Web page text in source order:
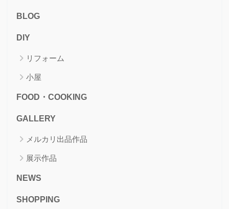
BLOG
DIY
リフォーム
小屋
FOOD・COOKING
GALLERY
メルカリ出品作品
展示作品
NEWS
SHOPPING